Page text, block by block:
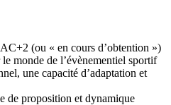
(ou « en cours d’obtention »)
le monde de l’évènementiel sportif
une capacité d’adaptation et
de proposition et dynamique